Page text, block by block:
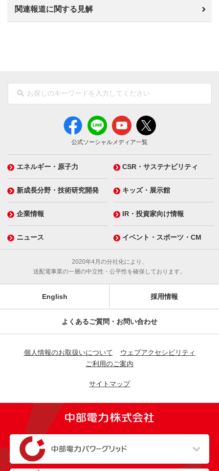
関連報道に関する見解
公式ソーシャルメディア一覧
エネルギー・原子力 CSR・サステナビリティ
新成長分野・技術研究開発 キッズ・展示館
企業情報 IR・投資家向け情報
ニュース イベント・スポーツ・CM
2020年4月の分社化により、
送配電事業の一層の中立性・公平性を確保しております。
English 採用情報
よくあるご質問・お問い合わせ
個人情報のお取扱いについて
ウェブアクセシビリティ
ご利用のご案内
サイトマップ
（新しいウィンドウを開きます）